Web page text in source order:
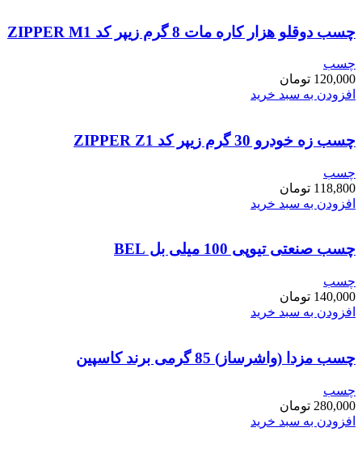
چسب دوقلو هزار کاره مات 8 گرم زیپر کد ZIPPER M1
چسب
120,000 تومان
افزودن به سبد خرید
چسب زه خودرو 30 گرم زیپر کد ZIPPER Z1
چسب
118,800 تومان
افزودن به سبد خرید
چسب صنعتی تیوپی 100 میلی بل BEL
چسب
140,000 تومان
افزودن به سبد خرید
چسب مزدا (واشرساز) 85 گرمی برند کاسپین
چسب
280,000 تومان
افزودن به سبد خرید